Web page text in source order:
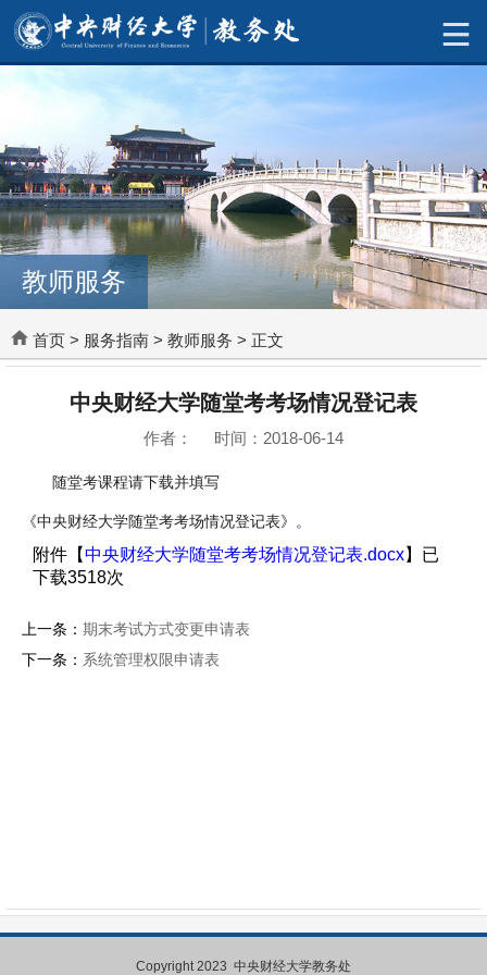
教师服务
首页 > 服务指南 > 教师服务 > 正文
中央财经大学随堂考考场情况登记表
作者： 时间：2018-06-14
随堂考课程请下载并填写
《中央财经大学随堂考考场情况登记表》。
附件【中央财经大学随堂考考场情况登记表.docx】已
下载3518次
上一条： 期末考试方式变更申请表
下一条： 系统管理权限申请表
Copyright 2023 中央财经大学教务处